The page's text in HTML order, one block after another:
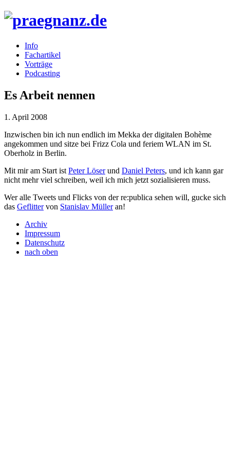
Info
Fachartikel
Vorträge
Podcasting
Es Arbeit nennen
1. April 2008
Inzwischen bin ich nun endlich im Mekka der digitalen Bohème
angekommen und sitze bei Frizz Cola und feriem WLAN im St.
Oberholz in Berlin.
Mit mir am Start ist Peter Löserund Daniel Peters, und ich kann gar
nicht mehr viel schreiben, weil ich mich jetzt sozialisieren muss.
Wer alle Tweets und Flicks von der re:publica sehen will, gucke sich
das Geflittervon Stanislav Mülleran!
Archiv
Impressum
Datenschutz
nach oben